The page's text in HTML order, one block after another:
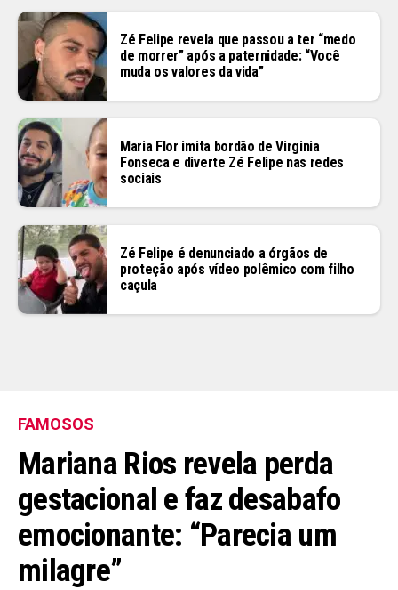
Zé Felipe revela que passou a ter “medo
de morrer” após a paternidade: “Você
muda os valores da vida”
Maria Flor imita bordão de Virginia
Fonseca e diverte Zé Felipe nas redes
sociais
Zé Felipe é denunciado a órgãos de
proteção após vídeo polêmico com filho
caçula
FAMOSOS
Mariana Rios revela perda
gestacional e faz desabafo
emocionante: “Parecia um
milagre”
Flipboard
Reddit
Pinterest
Email